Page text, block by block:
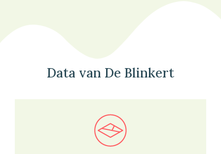
Data van De Blinkert
Bekijk in onze kaartviewer